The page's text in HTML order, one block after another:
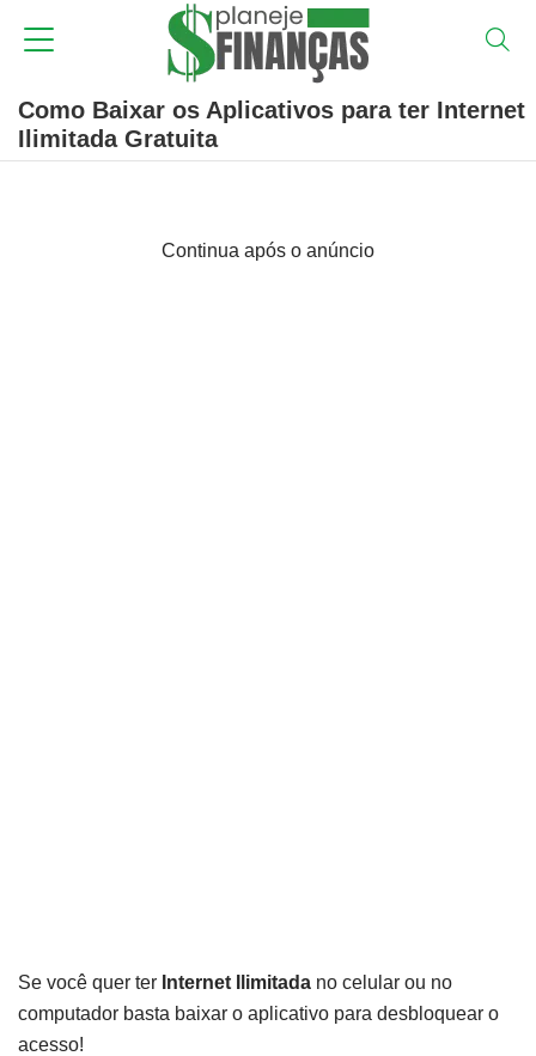
Como Baixar os Aplicativos para ter Internet
Ilimitada Gratuita
Continua após o anúncio
Se você quer ter Internet Ilimitada no celular ou no
computador basta baixar o aplicativo para desbloquear o
acesso!